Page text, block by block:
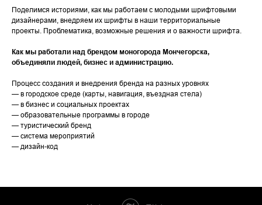
Поделимся историями, как мы работаем с молодыми шрифтовыми
дизайнерами, внедряем их шрифты в наши территориальные
проекты. Проблематика, возможные решения и о важности шрифта.
Как мы работали над брендом моногорода Мончегорска,
объединяли людей, бизнес и администрацию.
Процесс создания и внедрения бренда на разных уровнях
— в городское среде (карты, навигация, въездная стела)
— в бизнес и социальных проектах
— образовательные программы в городе
— туристический бренд
— система мероприятий
— дизайн-код